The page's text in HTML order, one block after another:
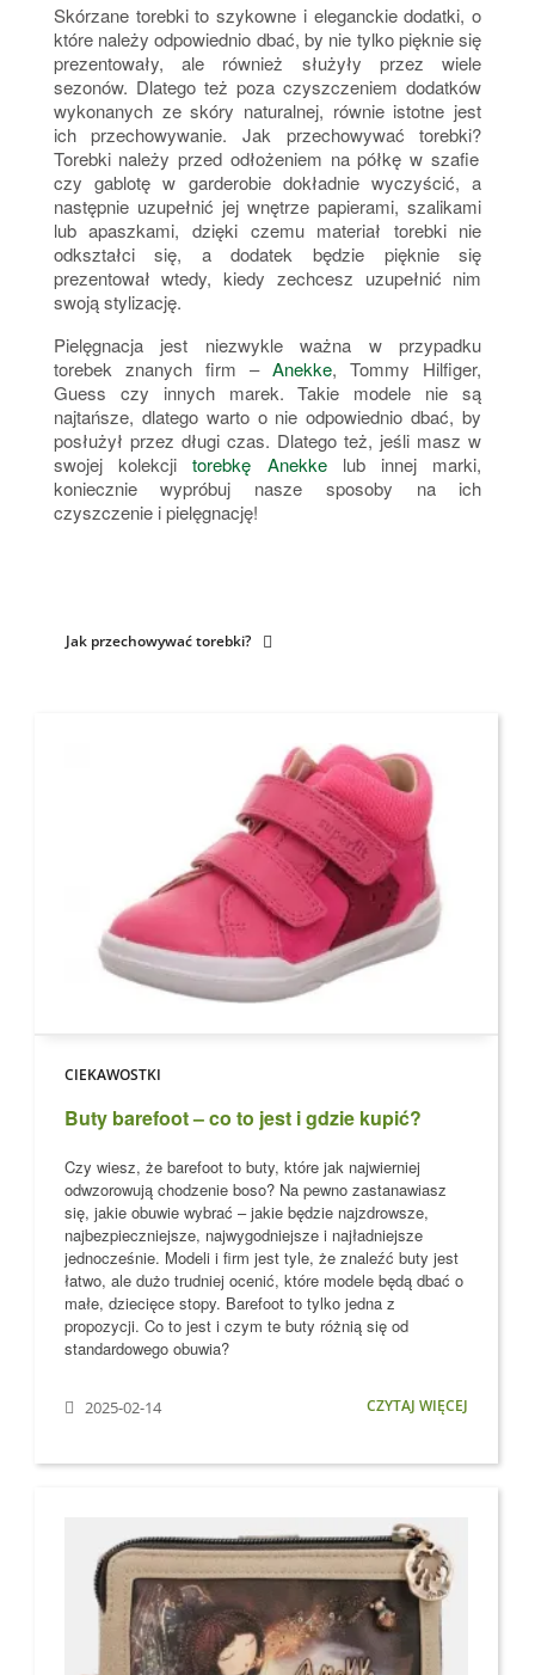
Skórzane torebki to szykowne i eleganckie dodatki, o
które należy odpowiednio dbać, by nie tylko pięknie się
prezentowały, ale również służyły przez wiele
sezonów. Dlatego też poza czyszczeniem dodatków
wykonanych ze skóry naturalnej, równie istotne jest
ich przechowywanie. Jak przechowywać torebki?
Torebki należy przed odłożeniem na półkę w szafie
czy gablotę w garderobie dokładnie wyczyścić, a
następnie uzupełnić jej wnętrze papierami, szalikami
lub apaszkami, dzięki czemu materiał torebki nie
odkształci się, a dodatek będzie pięknie się
prezentował wtedy, kiedy zechcesz uzupełnić nim
swoją stylizację.
Pielęgnacja jest niezwykle ważna w przypadku
torebek znanych firm –Anekke, Tommy Hilfiger,
Guess czy innych marek. Takie modele nie są
najtańsze, dlatego warto o nie odpowiednio dbać, by
posłużył przez długi czas. Dlatego też, jeśli masz w
swojej kolekcjitorebkę Anekkelub innej marki,
koniecznie wypróbuj nasze sposoby na ich
czyszczenie i pielęgnację!
Jak przechowywać torebki?
CIEKAWOSTKI
Buty barefoot – co to jest i gdzie kupić?
Czy wiesz, że barefoot to buty, które jak najwierniej
odwzorowują chodzenie boso? Na pewno zastanawiasz
się, jakie obuwie wybrać – jakie będzie najzdrowsze,
najbezpieczniejsze, najwygodniejsze i najładniejsze
jednocześnie. Modeli i firm jest tyle, że znaleźć buty jest
łatwo, ale dużo trudniej ocenić, które modele będą dbać o
małe, dziecięce stopy. Barefoot to tylko jedna z
propozycji. Co to jest i czym te buty różnią się od
standardowego obuwia?
2025-02-14 CZYTAJ WIĘCEJ